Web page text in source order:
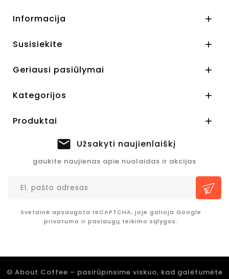
Informacija 
Susisiekite 
Geriausi pasiūlymai 
Kategorijos 
Produktai 
Užsakyti naujienlaiškį
gaukite naujienas apie nuolaidas ir akcijas
Svetainė apsaugota reCAPTCHA, joje galioja Google
privatumo ir paslaugų teikimo sąlygos.
© About Coffee – pasirūpinsime viskuo, kad galėtumėte